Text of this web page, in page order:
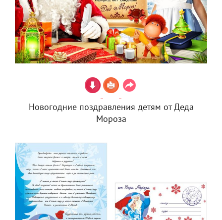
Новогодние поздравления детям от Деда
Мороза